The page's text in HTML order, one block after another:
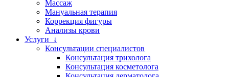
Массаж
Мануальная терапия
Коррекция фигуры
Анализы крови
Услуги ↓
Консультации специалистов
Консультация трихолога
Консультация косметолога